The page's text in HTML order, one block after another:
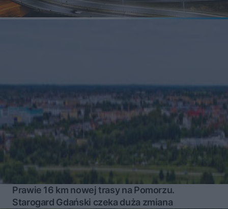
Prawie 16 km nowej trasy na Pomorzu.
Starogard Gdański czeka duża zmiana